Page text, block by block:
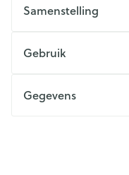
Samenstelling
Gebruik
Gegevens